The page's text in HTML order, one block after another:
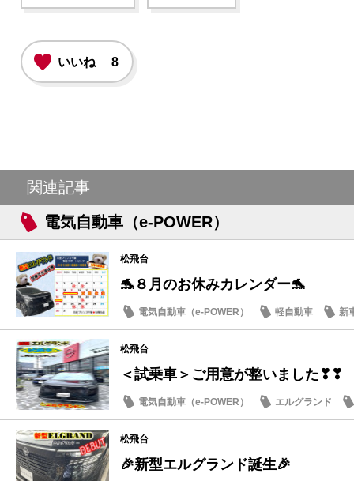
いいね 8
関連記事
電気自動車（e-POWER）
松飛台
🐬８月のお休みカレンダー🐬
電気自動車（e-POWER） 軽自動車
新
日産のお店
松飛台
＜試乗車＞ご用意が整いました❣❣
電気自動車（e-POWER）
エルグランド
日産のお店
松飛台
🎉新型エルグランド誕生🎉